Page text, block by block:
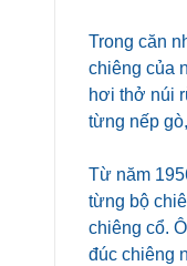
Trong căn
chiêng của
hơi thở núi
từng nếp
Từ năm
từng bộ
chiêng cổ.
đúc chiêng